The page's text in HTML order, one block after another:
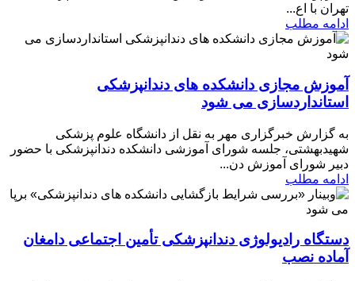
تهران با اع...
ادامه مطلب
آموزش مجازی دانشکده های دندانپزشکی
استانداردسازی می شود
به گزارش خبرگزاری مهر به نقل از دانشگاه علوم پزشکی
شهیدبهشتی، جلسه شورای آموزشی دانشکده دندانپزشکی با حضور
دبیر شورای آموزش دن...
ادامه مطلب
دستگاه رادیولوژی دندانپزشکی تأمین اجتماعی دامغان
آماده نصب